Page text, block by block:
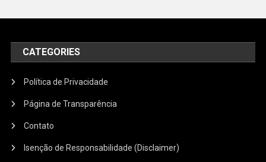
CATEGORIES
Política de Privacidade
Página de Transparência
Contato
Isenção de Responsabilidade (Disclaimer)